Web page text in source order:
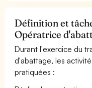
Définition et
Opératrice
Durant l'exercice du
d'abattage, les
pratiquées :